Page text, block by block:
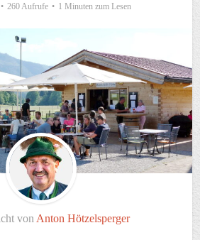
260 Aufrufe 1 Minuten zum Lesen
von Anton Hötzelsperger